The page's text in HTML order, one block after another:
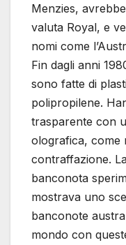
Menzies,
valuta Royal, e
nomi come
Fin dagli anni
sono fatte di
polipropilene.
trasparente con
olografica, come
contraffazione.
banconota
mostrava uno
banconote
mondo con